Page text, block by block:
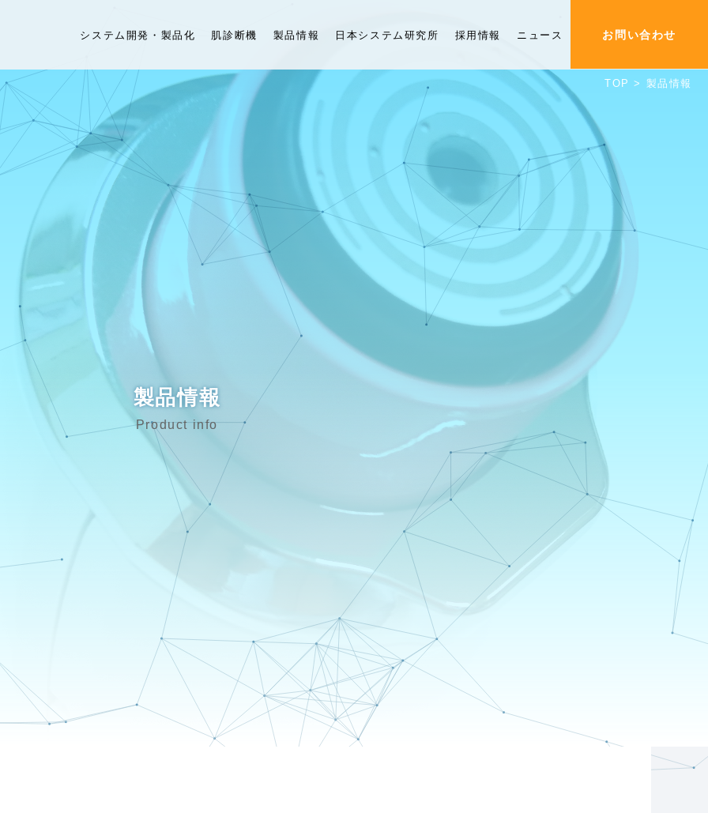
システム開発・製品化 肌診断機 製品情報 日本システム研究所 採用情報 ニュース お問い合わせ
TOP > 製品情報
製品情報
Product info